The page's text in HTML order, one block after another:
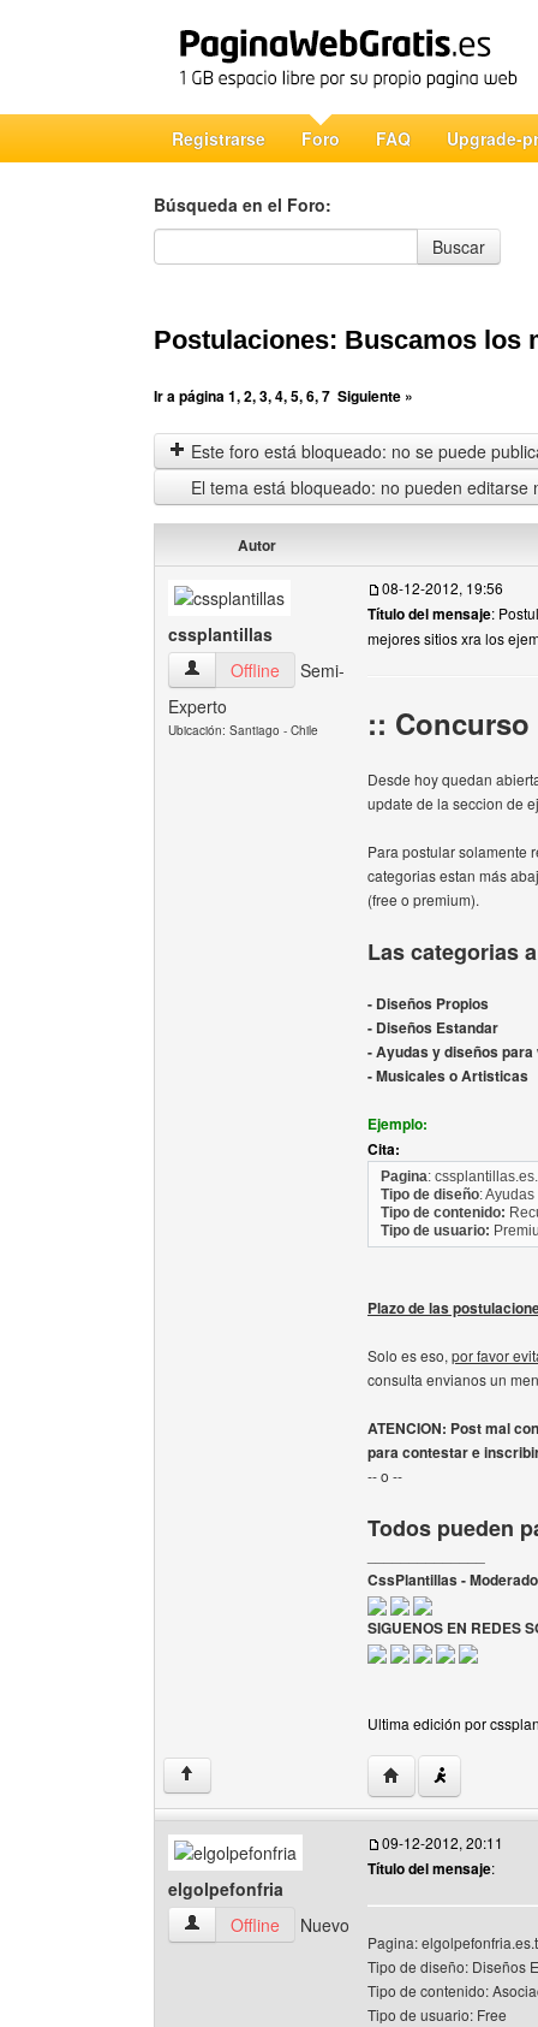
Registrarse Foro FAQ Upgrade-
Búsqueda en el Foro:
Búsqueda en el Foro
Buscar
Postulaciones: Buscamos los
Ir a página1,2,3,4,5,6,7 Siguiente »
Este foro está bloqueado: no se puede
El tema está bloqueado: no pueden editarse
Autor
cssplantillas
cssplantillas Ver perfil del usuario
Offline
Semi-
Experto
Ubicación: Santiago - Chile
08-12-2012, 19:56
Título del mensaje:
mejores sitios xra los
::
Desde hoy quedan
update de la seccion de
Para postular solamente
categorias estan más
(free o premium).
Las categorias
- Diseños Propios
- Diseños Estandar
- Ayudas y diseños
- Musicales o Artisticas
Ejemplo:
Cita:
Pagina:
Tipo de diseño:
Tipo de contenido:
Tipo de usuario:
Plazo de las
Solo es eso, por favor
consulta envianos un
ATENCION: Post mal
para contestar e
-- o --
Todos pueden
CssPlantillas -
SIGUENOS EN REDES
Ultima edición por
↑ Visitar sitio web del
elgolpefonfria
elgolpefonfria Ver perfil del usuario
Offline Nuevo
09-12-2012, 20:11
Título del mensaje:
Pagina:
Tipo de diseño: Diseños
Tipo de contenido:
Tipo de usuario: Free